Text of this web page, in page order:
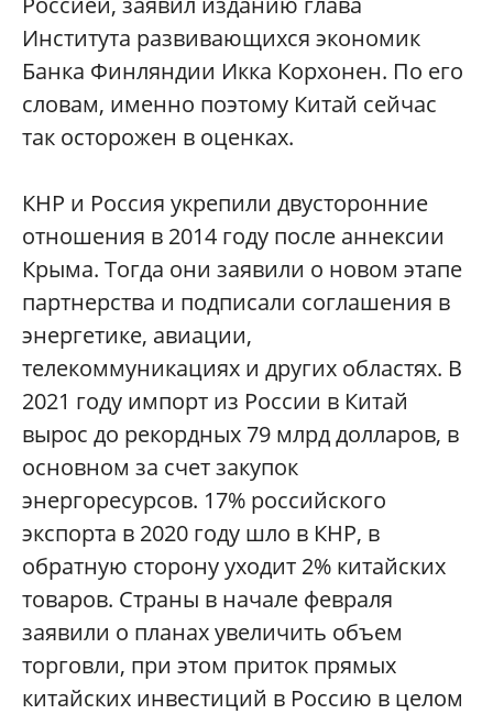
Института развивающихся экономик
Банка Финляндии Икка Корхонен. По его
словам, именно поэтому Китай сейчас
так осторожен в оценках.
КНР и Россия укрепили двусторонние
отношения в 2014 году после аннексии
Крыма. Тогда они заявили о новом этапе
партнерства и подписали соглашения в
энергетике, авиации,
телекоммуникациях и других областях. В
2021 году импорт из России в Китай
вырос до рекордных 79 млрд долларов, в
основном за счет закупок
энергоресурсов. 17% российского
экспорта в 2020 году шло в КНР, в
обратную сторону уходит 2% китайских
товаров. Страны в начале февраля
заявили о планах увеличить объем
торговли, при этом приток прямых
китайских инвестиций в Россию в целом